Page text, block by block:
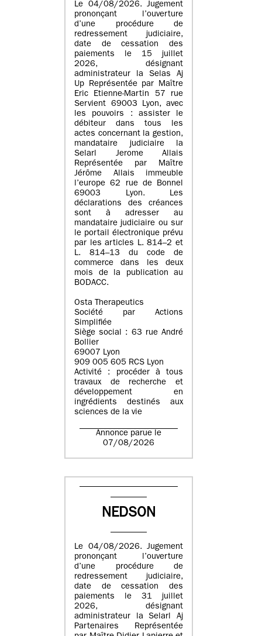
Le 04/08/2026. Jugement
prononçant l’ouverture
d’une procédure de
redressement judiciaire,
date de cessation des
paiements le 15 juillet
2026, désignant
administrateur la Selas Aj
Up Représentée par Maître
Eric Etienne-Martin 57 rue
Servient 69003 Lyon, avec
les pouvoirs : assister le
débiteur dans tous les
actes concernant la gestion,
mandataire judiciaire la
Selarl Jerome Allais
Représentée par Maître
Jérôme Allais immeuble
l’europe 62 rue de Bonnel
69003 Lyon. Les
déclarations des créances
sont à adresser au
mandataire judiciaire ou sur
le portail électronique prévu
par les articles L. 814–2 et
L. 814–13 du code de
commerce dans les deux
mois de la publication au
BODACC.
Osta Therapeutics
Société par Actions
Simplifiée
Siège social : 63 rue André
Bollier
69007 Lyon
909 005 605 RCS Lyon
Activité : procéder à tous
travaux de recherche et
développement en
ingrédients destinés aux
sciences de la vie
Annonce parue le
07/08/2026
NEDSON
Le 04/08/2026. Jugement
prononçant l’ouverture
d’une procédure de
redressement judiciaire,
date de cessation des
paiements le 31 juillet
2026, désignant
administrateur la Selarl Aj
Partenaires Représentée